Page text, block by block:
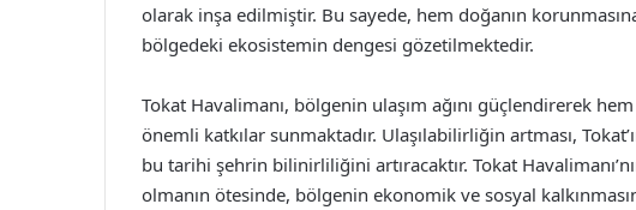
olarak inşa edilmiştir. Bu sayede, hem doğanın
bölgedeki ekosistemin dengesi gözetilmektedir.
Tokat Havalimanı, bölgenin ulaşım ağını güçlendirerek
önemli katkılar sunmaktadır. Ulaşılabilirliğin artması,
bu tarihi şehrin bilinirliliğini artıracaktır. Tokat
olmanın ötesinde, bölgenin ekonomik ve sosyal